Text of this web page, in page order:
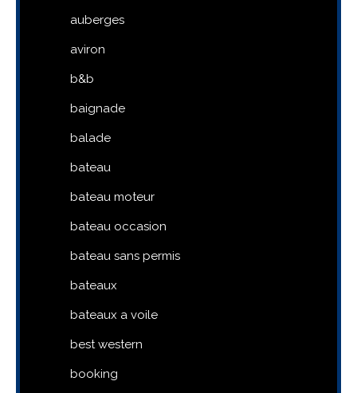
auberges
aviron
b&b
baignade
balade
bateau
bateau moteur
bateau occasion
bateau sans permis
bateaux
bateaux a voile
best western
booking